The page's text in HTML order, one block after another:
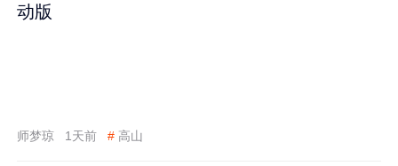
动版
师梦琼 1天前 # 高山